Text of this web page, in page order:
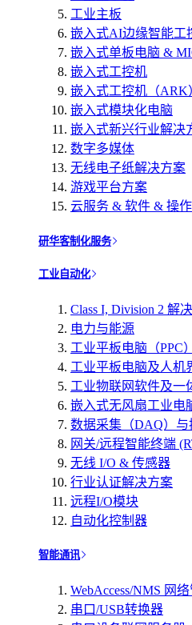
工业主板
嵌入式AI边缘智能工
嵌入式单板电脑 &
嵌入式工控机
嵌入式工控机（ARK
嵌入式模块化电脑
嵌入式新兴行业解决
数字多媒体
无线电子纸解决方案
游戏平台方案
云服务 & 软件 & 操
研华客制化服务
工业自动化
Class I, Division 2 解
电力与能源
工业平板电脑（PPC）
工业平板电脑及人机
工业物联网软件及一
嵌入式无风扇工业电
数据采集（DAQ）与
网关/远程智能终端
无线 I/O & 传感器
行业认证解决方案
远程I/O模块
自动化控制器
智能通讯
WebAccess/NMS 网
串口/USB转换器